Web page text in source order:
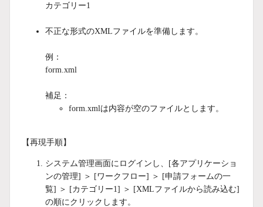
カテゴリー1
不正な形式のXMLファイルを準備します。
例：
form.xml
補足：
form.xmlは内容が空のファイルとします。
【再現手順】
システム管理画面にログインし、[各アプリケーショ
ンの管理] ＞ [ワークフロー] ＞ [申請フォームの一
覧] ＞ [カテゴリー1] ＞ [XMLファイルから読み込む]
の順にクリックします。